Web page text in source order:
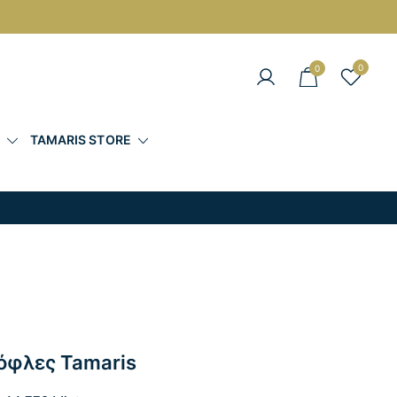
0 0
TAMARIS STORE
Tamaris